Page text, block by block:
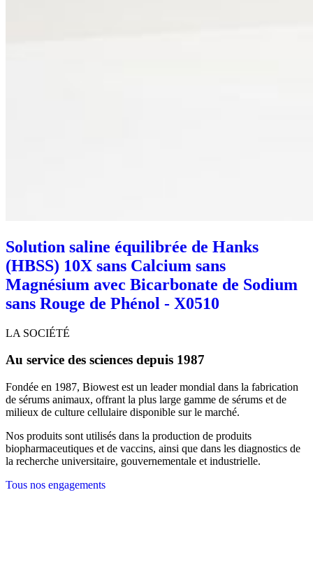
Solution saline équilibrée de Hanks
(HBSS) 10X sans Calcium sans
Magnésium avec Bicarbonate de Sodium
sans Rouge de Phénol - X0510
LA SOCIÉTÉ
Au service des sciences depuis 1987
Fondée en 1987, Biowest est un leader mondial dans la fabrication
de sérums animaux, offrant la plus large gamme de sérums et de
milieux de culture cellulaire disponible sur le marché.
Nos produits sont utilisés dans la production de produits
biopharmaceutiques et de vaccins, ainsi que dans les diagnostics de
la recherche universitaire, gouvernementale et industrielle.
Tous nos engagements